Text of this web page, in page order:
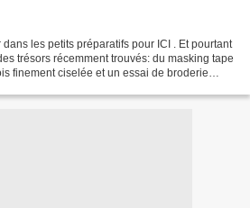
dans les petits préparatifs pour ICI . Et pourtant
trésors récemment trouvés: du masking tape
finement ciselée et un essai de broderie